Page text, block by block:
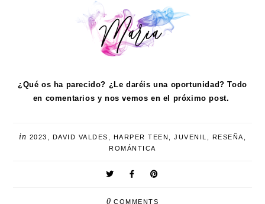
¿Qué os ha parecido? ¿Le daréis una oportunidad? Todo
en comentarios y nos vemos en el próximo post.
in 2023 DAVID VALDES HARPER TEEN JUVENIL RESEÑA
ROMÁNTICA
0 COMMENTS